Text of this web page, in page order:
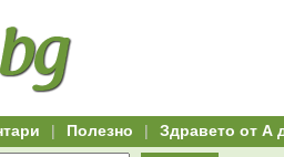
| Полезно | Здравето от А